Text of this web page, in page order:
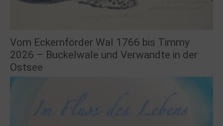
Vom Eckernförder Wal 1766 bis Timmy
2026 – Buckelwale und Verwandte in der
Ostsee